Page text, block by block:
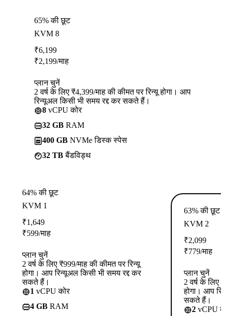
65% की छूट
KVM 8
₹6,199
₹2,199/माह
प्लान चुनें
2 वर्ष के लिए ₹4,399/माह की कीमत पर रिन्यू होगा। आप
रिन्यूअल किसी भी समय रद्द कर सकते हैं।
8 vCPU कोर
32 GB RAM
400 GB NVMe डिस्क स्पेस
32 TBबैंडविड्थ
64% की छूट
KVM 1
₹1,649
₹599/माह
प्लान चुनें
2 वर्ष के लिए ₹999/माह की कीमत पर रिन्यू
होगा। आप रिन्यूअल किसी भी समय रद्द कर
सकते हैं।
1 vCPU कोर
4 GB RAM
63% की छूट
KVM 2
₹2,099
₹779/माह
प्लान चुनें
2 वर्ष के लिए
होगा। आप
सकते हैं।
2 vCPU